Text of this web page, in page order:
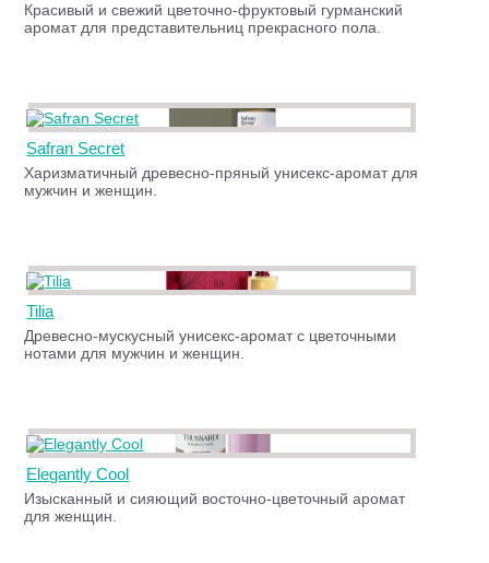
Красивый и свежий цветочно-фруктовый гурманский
аромат для представительниц прекрасного пола.
Safran Secret
Харизматичный древесно-пряный унисекс-аромат для
мужчин и женщин.
Tilia
Древесно-мускусный унисекс-аромат с цветочными
нотами для мужчин и женщин.
Elegantly Cool
Изысканный и сияющий восточно-цветочный аромат
для женщин.